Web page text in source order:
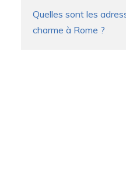
Quelles sont les
charme à Rome ?